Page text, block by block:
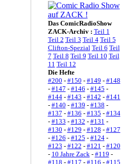
Das ComicRadioShow
ZACK-Archiv : Teil 1
Teil 2 Teil 3 Teil 4 Teil 5
Clifton-Spezial Teil 6 Teil
7 Teil 8 Teil 9 Teil 10 Teil
11 Teil 12
Die Hefte
#200 - #150 - #149 - #148
- #147 - #146 - #145 -
#144- #143 - #142 - #141
- #140 - #139 - #138 -
#137 - #136 - #135 - #134
- #133 - #132 - #131 -
#130 - #129 - #128 - #127
- #126 - #125 - #124-
#123 - #122 - #121 - #120
- 10 Jahre Zack- #119 -
#118 - #117 - #116 - #115